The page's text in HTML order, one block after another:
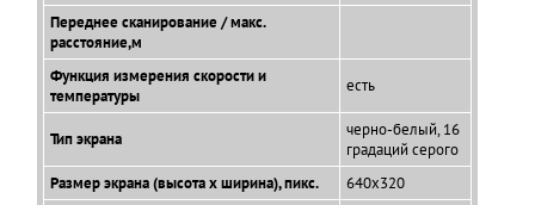
Переднее сканирование / макс.
расстояние,м
Функция измерения скорости и
температуры
есть
Тип экрана
черно-белый, 16
градаций серого
Размер экрана (высота х ширина), пикс.
640x320